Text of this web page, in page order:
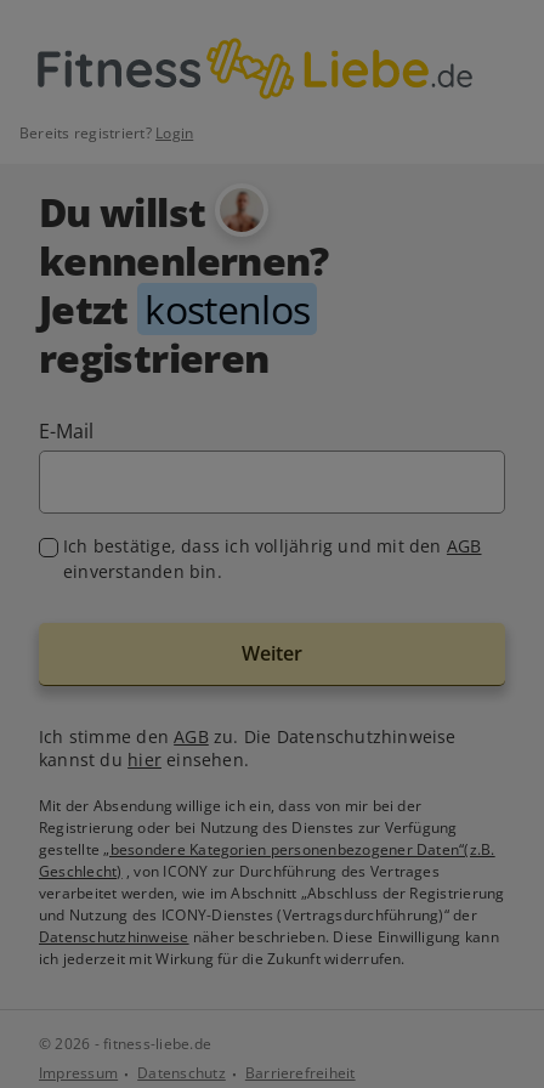
Bereits registriert? Login
Du willst
kennenlernen?
Jetzt kostenlos
registrieren
E-Mail
Ich bestätige, dass ich volljährig und mit den AGB
einverstanden bin.
Weiter
Ich stimme denAGB zu. Die Datenschutzhinweise
kannst du hiereinsehen.
Mit der Absendung willige ich ein, dass von mir bei der
Registrierung oder bei Nutzung des Dienstes zur Verfügung
gestellte„besondere Kategorien personenbezogener Daten“(z.B.
Geschlecht) , von ICONY zur Durchführung des Vertrages
verarbeitet werden, wie im Abschnitt „Abschluss der Registrierung
und Nutzung des ICONY-Dienstes (Vertragsdurchführung)“ der
Datenschutzhinweise näher beschrieben. Diese Einwilligung kann
ich jederzeit mit Wirkung für die Zukunft widerrufen.
© 2026 - fitness-liebe.de
Impressum
Datenschutz Barrierefreiheit